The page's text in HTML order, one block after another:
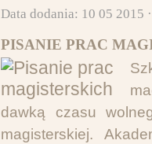
Data dodania: 10 05 2015
PISANIE PRAC
dawką czasu
magisterskiej.